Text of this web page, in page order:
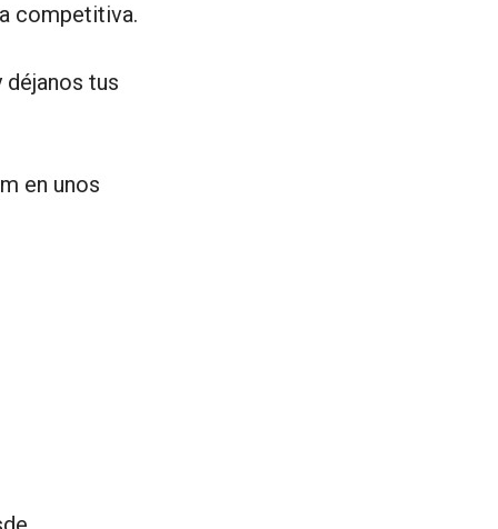
competitiva.
tus
en unos